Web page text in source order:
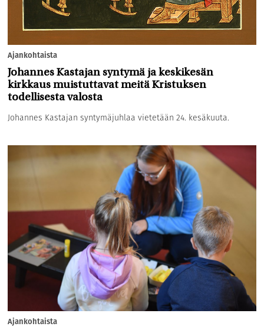
Ajankohtaista
Johannes Kastajan syntymä ja keskikesän
kirkkaus muistuttavat meitä Kristuksen
todellisesta valosta
Johannes Kastajan syntymäjuhlaa vietetään 24. kesäkuuta.
Ajankohtaista